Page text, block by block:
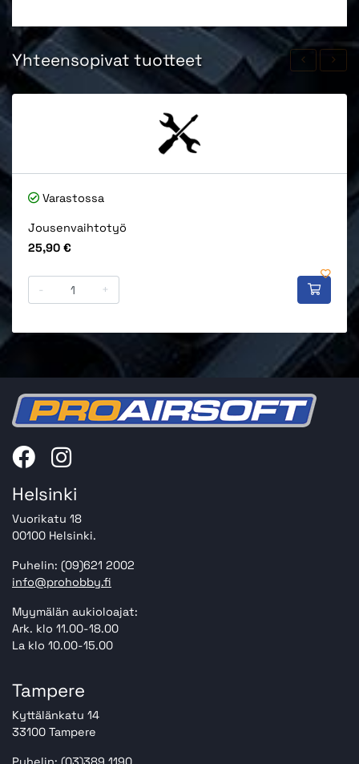
Yhteensopivat tuotteet
Varastossa
Jousenvaihtotyö
Hinta
25,90 €
- +
Helsinki
Vuorikatu 18
00100 Helsinki.
Puhelin: (09)621 2002
info@prohobby.fi
Myymälän aukioloajat:
Ark. klo 11.00-18.00
La klo 10.00-15.00
Tampere
Kyttälänkatu 14
33100 Tampere